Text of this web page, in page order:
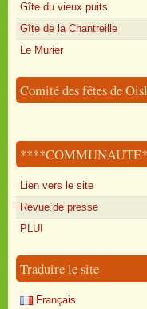
Gîte du vieux puits
Gîte de la Chantreille
Le Murier
Comité des fêtes de
Lien vers le site
Revue de presse
PLUI
Traduire le site
Français